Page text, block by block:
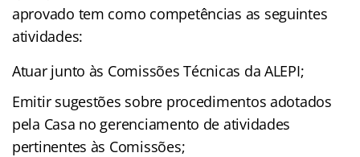
aprovado tem como competências as seguintes
atividades:
Atuar junto às Comissões Técnicas da ALEPI;
Emitir sugestões sobre procedimentos adotados
pela Casa no gerenciamento de atividades
pertinentes às Comissões;